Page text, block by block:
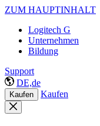
ZUM HAUPTINHALT
Logitech G
Unternehmen
Bildung
Support
DE,de
Kaufen Kaufen